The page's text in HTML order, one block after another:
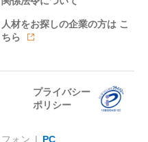
人材をお探しの企業の方は こ
ちら
プライバシー
ポリシー
フォン | PC